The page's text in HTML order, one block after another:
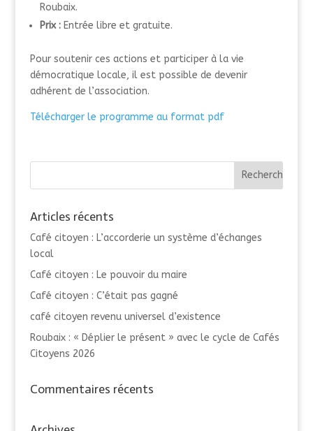
Roubaix.
Prix :Entrée libre et gratuite.
Pour soutenir ces actions et participer à la vie
démocratique locale, il est possible de devenir
adhérent de l’association.
Télécharger le programme au format pdf
Articles récents
Café citoyen : L’accorderie un système d’échanges
local
Café citoyen : Le pouvoir du maire
Café citoyen : C’était pas gagné
café citoyen revenu universel d’existence
Roubaix : « Déplier le présent » avec le cycle de Cafés
Citoyens 2026
Commentaires récents